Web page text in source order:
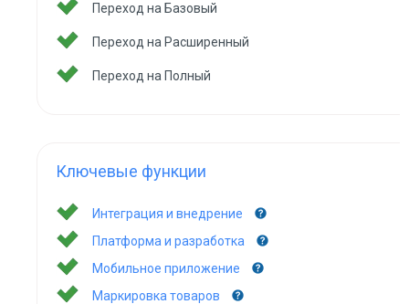
Переход на Базовый
Переход на Расширенный
Переход на Полный
Ключевые функции
Интеграция и внедрение
Платформа и разработка
Мобильное приложение
Маркировка товаров